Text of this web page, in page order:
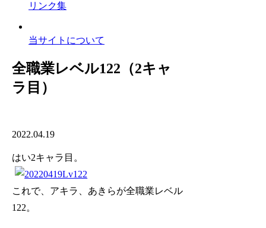
リンク集
当サイトについて
全職業レベル122（2キャ
ラ目）
2022.04.19
はい2キャラ目。
これで、アキラ、あきらが全職業レベル
122。